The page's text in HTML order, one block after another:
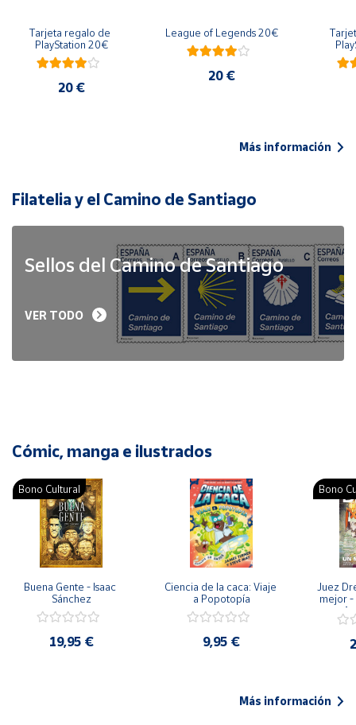
Tarjeta regalo de
PlayStation 20€
20 €
League of Legends 20€
20 €
Más información
Filatelia y el Camino de Santiago
Sellos del Camino de Santiago
VER TODO
Cómic, manga e ilustrados
Bono Cultural
Buena Gente - Isaac
Sánchez
19,95 €
Ciencia de la caca: Viaje
a Popotopía
9,95 €
Bono
Juez
mejor -
Más información